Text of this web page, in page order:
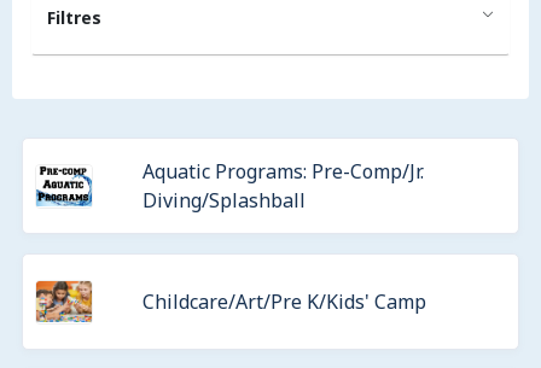
Filtres
Aquatic Programs: Pre-Comp/Jr.
Diving/Splashball
Childcare/Art/Pre K/Kids' Camp